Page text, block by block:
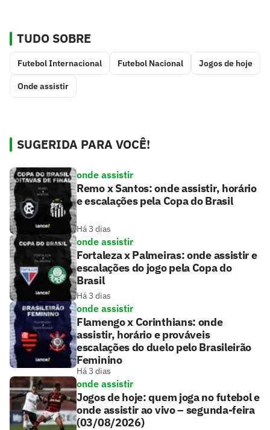
TUDO SOBRE
Futebol Internacional Futebol Nacional Jogos de hoje
Onde assistir
SUGERIDA PARA VOCÊ!
onde assistir
Remo x Santos: onde assistir, horário
e escalações pela Copa do Brasil
Há 3 dias
onde assistir
Fortaleza x Palmeiras: onde assistir e
escalações do jogo pela Copa do
Brasil
Há 3 dias
onde assistir
Flamengo x Corinthians: onde
assistir, horário e prováveis
escalações do duelo pelo Brasileirão
Feminino
Há 3 dias
onde assistir
Jogos de hoje: quem joga no futebol e
onde assistir ao vivo – segunda-feira
(03/08/2026)